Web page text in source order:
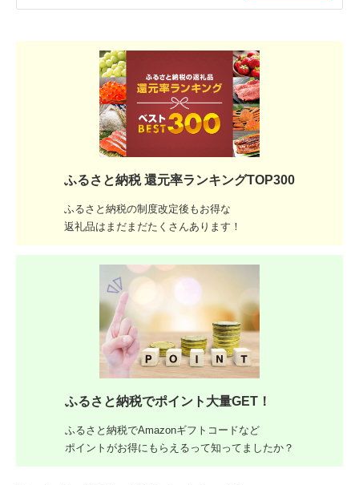
ふるさと納税 還元率ランキングTOP300
ふるさと納税の制度改定後もお得な
返礼品はまだまだたくさんあります！
ふるさと納税でポイント大量GET！
ふるさと納税でAmazonギフトコードなど
ポイントがお得にもらえるって知ってましたか？